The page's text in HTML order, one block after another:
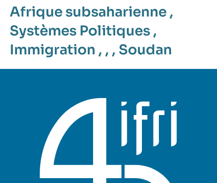
Afrique subsaharienne ,
Systèmes Politiques ,
Immigration , , , Soudan